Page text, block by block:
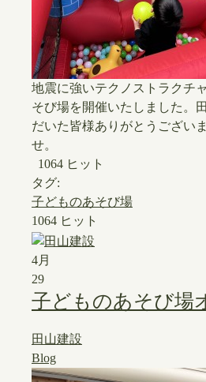
地震に強いテクノストラクチ
そび場を開催いたしました。
だいた皆様ありがとうござい
せ。
1064 ヒット
タグ:
子どものあそび場
1064 ヒット
4月
29
子どものあそび場
田山建設
Blog